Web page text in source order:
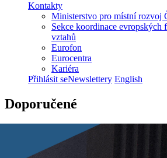
Kontakty
Ministerstvo pro místní rozvoj
Sekce koordinace evropských
vztahů
Eurofon
Eurocentra
Kariéra
Přihlásit seNewslettery English
Doporučené